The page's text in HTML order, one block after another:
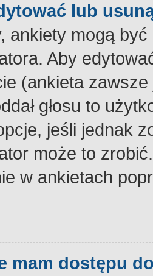
lub
ankiety mogą
Aby
(ankieta
głosu to
jeśli jednak
może to
w ankietach
mam dostępu